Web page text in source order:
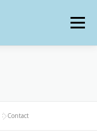
Menu
>Contact